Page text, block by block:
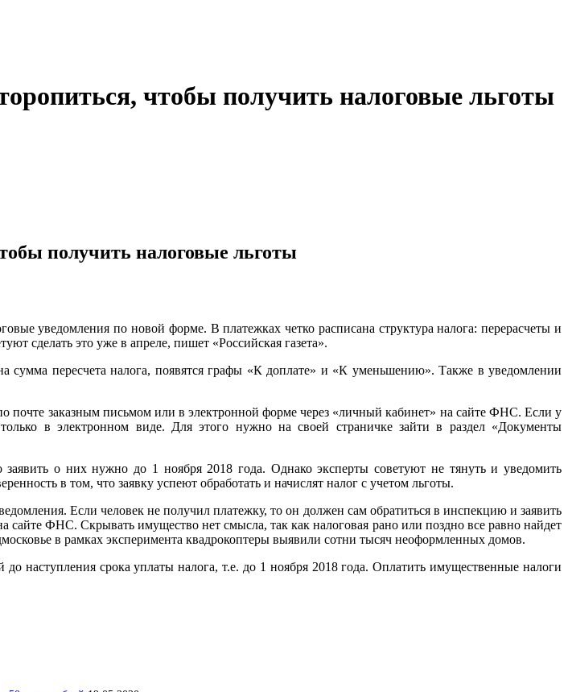
чтобы получить налоговые льготы
получить налоговые льготы
уведомления по новой форме. В платежках четко расписана структура налога: перерасчеты и
сделать это уже в апреле, пишет «Российская газета».
сумма пересчета налога, появятся графы «К доплате» и «К уменьшению». Также в уведомлении
почте заказным письмом или в электронной форме через «личный кабинет» на сайте ФНС. Если у
в электронном виде. Для этого нужно на своей страничке зайти в раздел «Документы
о них нужно до 1 ноября 2018 года. Однако эксперты советуют не тянуть и уведомить
в том, что заявку успеют обработать и начислят налог с учетом льготы.
Если человек не получил платежку, то он должен сам обратиться в инспекцию и заявить
ФНС. Скрывать имущество нет смысла, так как налоговая рано или поздно все равно найдет
в рамках эксперимента квадрокоптеры выявили сотни тысяч неоформленных домов.
срока уплаты налога, т.е. до 1 ноября 2018 года. Оплатить имущественные налоги